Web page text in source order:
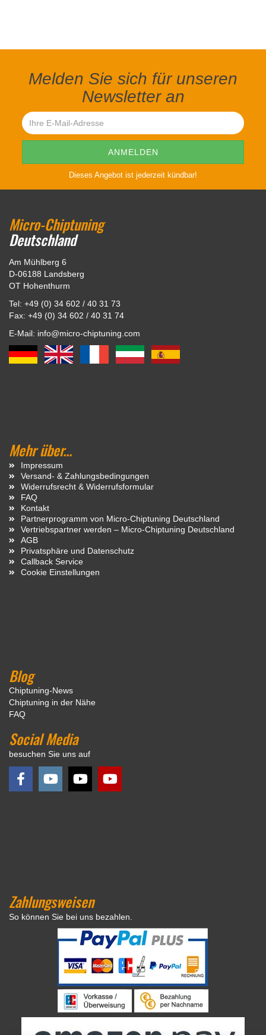
Melden Sie sich für unseren
Newsletter an
Dieses Angebot ist jederzeit kündbar!
Micro-Chiptuning
Deutschland
Am Mühlberg 6
D-06188 Landsberg
OT Hohenthurm
Tel: +49 (0) 34 602 / 40 31 73
Fax: +49 (0) 34 602 / 40 31 74
E-Mail: info@micro-chiptuning.com
Mehr über...
Impressum
Versand- & Zahlungsbedingungen
Widerrufsrecht & Widerrufsformular
FAQ
Kontakt
Partnerprogramm von Micro-Chiptuning Deutschland
Vertriebspartner werden – Micro-Chiptuning Deutschland
AGB
Privatsphäre und Datenschutz
Callback Service
Cookie Einstellungen
Blog
Chiptuning-News
Chiptuning in der Nähe
FAQ
Social Media
besuchen Sie uns auf
Zahlungsweisen
So können Sie bei uns bezahlen.